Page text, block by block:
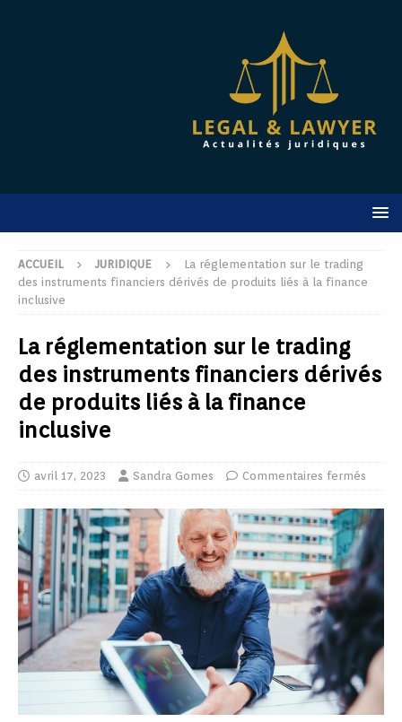
ACCUEIL JURIDIQUE
La réglementation sur le trading
des instruments financiers dérivés de produits liés à la finance
inclusive
La réglementation sur le trading
des instruments financiers dérivés
de produits liés à la finance
inclusive
avril 17, 2023 Sandra Gomes Commentaires fermés